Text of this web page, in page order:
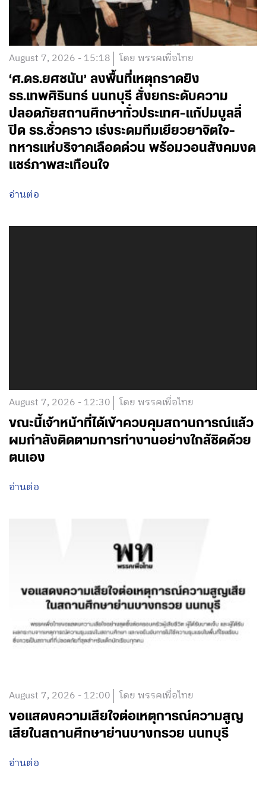
August 7, 2026 - 15:18 โดย พรรคเพื่อไทย
‘ศ.ดร.ยศชนัน’ ลงพื้นที่เหตุกราดยิง
รร.เทพศิรินทร์ นนทบุรี สั่งยกระดับความ
ปลอดภัยสถานศึกษาทั่วประเทศ-แก้ปมบูลลี่
ปิด รร.ชั่วคราว เร่งระดมทีมเยียวยาจิตใจ-
ทหารแห่บริจาคเลือดด่วน พร้อมวอนสังคมงด
แชร์ภาพสะเทือนใจ
อ่านต่อ
August 7, 2026 - 12:30 โดย พรรคเพื่อไทย
ขณะนี้เจ้าหน้าที่ได้เข้าควบคุมสถานการณ์แล้ว
ผมกำลังติดตามการทำงานอย่างใกล้ชิดด้วย
ตนเอง
อ่านต่อ
August 7, 2026 - 12:00 โดย พรรคเพื่อไทย
ขอแสดงความเสียใจต่อเหตุการณ์ความสูญ
เสียในสถานศึกษาย่านบางกรวย นนทบุรี
อ่านต่อ